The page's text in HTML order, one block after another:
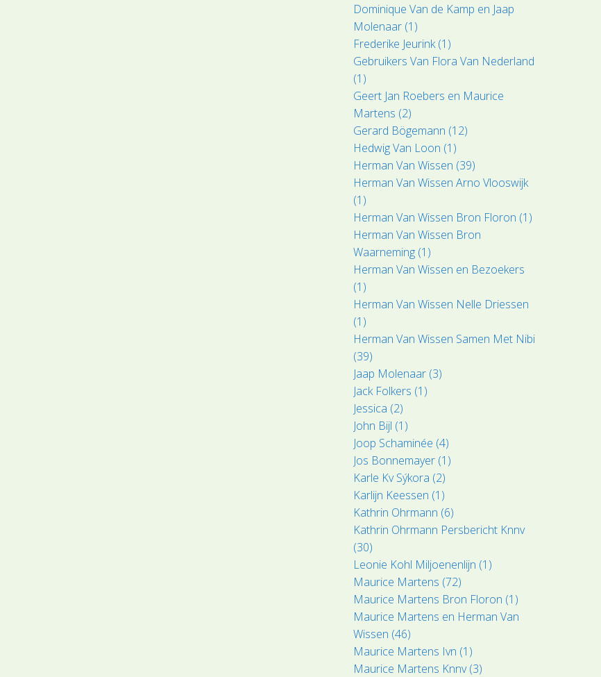
Dominique Van de Kamp en Jaap
Molenaar (1)
Frederike Jeurink (1)
Gebruikers Van Flora Van Nederland
(1)
Geert Jan Roebers en Maurice
Martens (2)
Gerard Bögemann (12)
Hedwig Van Loon (1)
Herman Van Wissen (39)
Herman Van Wissen Arno Vlooswijk
(1)
Herman Van Wissen Bron Floron (1)
Herman Van Wissen Bron
Waarneming (1)
Herman Van Wissen en Bezoekers
(1)
Herman Van Wissen Nelle Driessen
(1)
Herman Van Wissen Samen Met Nibi
(39)
Jaap Molenaar (3)
Jack Folkers (1)
Jessica (2)
John Bijl (1)
Joop Schaminée (4)
Jos Bonnemayer (1)
Karle Kv Sýkora (2)
Karlijn Keessen (1)
Kathrin Ohrmann (6)
Kathrin Ohrmann Persbericht Knnv
(30)
Leonie Kohl Miljoenenlijn (1)
Maurice Martens (72)
Maurice Martens Bron Floron (1)
Maurice Martens en Herman Van
Wissen (46)
Maurice Martens Ivn (1)
Maurice Martens Knnv (3)